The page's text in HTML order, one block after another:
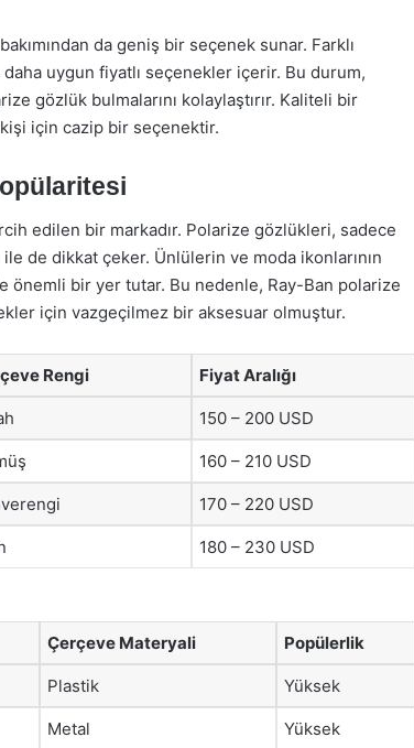
da geniş bir seçenek sunar. Farklı
uygun fiyatlı seçenekler içerir. Bu durum,
gözlük bulmalarını kolaylaştırır. Kaliteli bir
için cazip bir seçenektir.
edilen bir markadır. Polarize gözlükleri, sadece
de dikkat çeker. Ünlülerin ve moda ikonlarının
önemli bir yer tutar. Bu nedenle, Ray-Ban polarize
için vazgeçilmez bir aksesuar olmuştur.
Rengi Fiyat Aralığı
150 – 200 USD
160 – 210 USD
170 – 220 USD
180 – 230 USD
Çerçeve Materyali Popülerlik
Plastik Yüksek
Metal Yüksek